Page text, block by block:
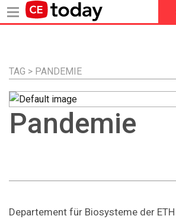
Inhalt
MENU
TAG > PANDEMIE
Pandemie
Departement für Biosysteme der ETH